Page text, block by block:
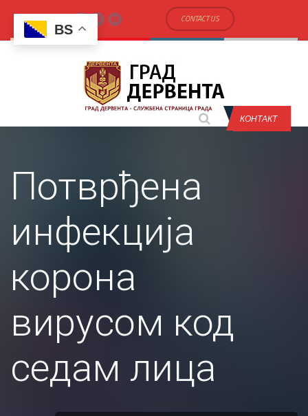
CONTACT US
КОНТАКТ
Потврђена
инфекција
корона
вирусом код
седам лица
BS